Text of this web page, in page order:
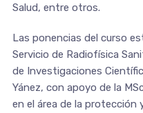
Salud, entre otros.
Las ponencias del curso
Servicio de Radiofísica
de Investigaciones
Yánez, con apoyo de la
en el área de la protección